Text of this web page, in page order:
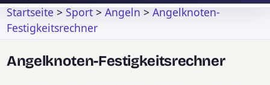
Startseite>Sport>Angeln>Angelknoten-
Festigkeitsrechner
Angelknoten-Festigkeitsrechner